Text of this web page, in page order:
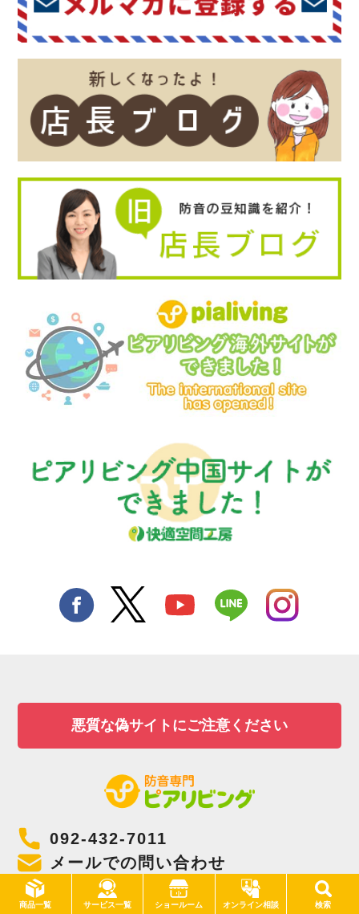
商品一覧 サービス一覧 ショールーム オンライン相談 検索
悪質な偽サイトにご注意ください
092-432-7011
メールでの問い合わせ
営業時間： 10:00〜13:00 & 14:00〜17:00